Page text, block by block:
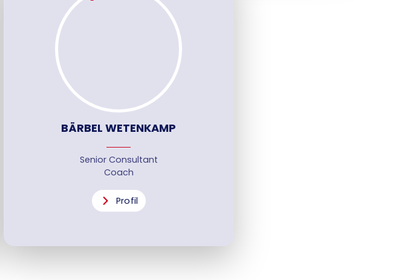
BÄRBEL WETENKAMP
Senior Consultant
Coach
Profil